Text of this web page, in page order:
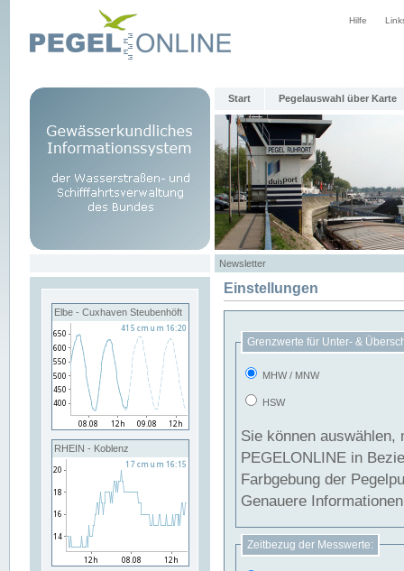
Hilfe
Start Pegelauswahl über Karte
Newsletter
Elbe - Cuxhaven Steubenhöft
RHEIN - Koblenz
Einstellungen
Grenzwerte für Unter- &
MHW / MNW
HSW
Sie können
PEGELONLINE in Beziehung
Farbgebung der
Genauere
Zeitbezug der Messwerte: